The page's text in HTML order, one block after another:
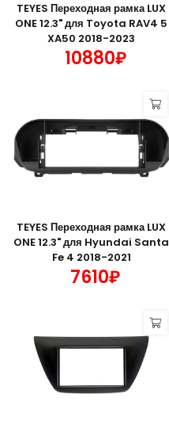
TEYES Переходная рамка LUX
ONE 12.3" для Toyota RAV4 5
XA50 2018-2023
10880₽
TEYES Переходная рамка LUX
ONE 12.3" для Hyundai Santa
Fe 4 2018-2021
7610₽